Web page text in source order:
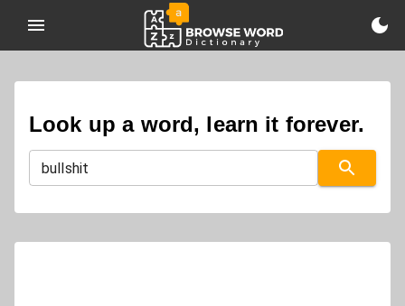
Look up a word, learn it forever.